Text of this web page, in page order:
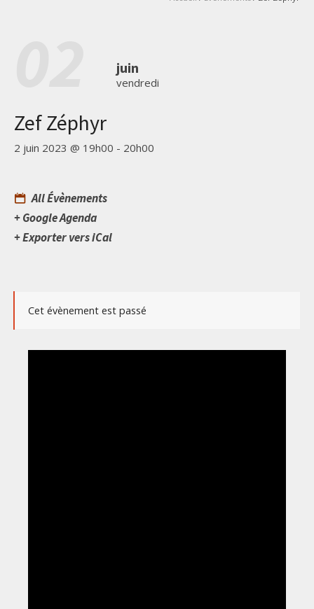
juin
vendredi
Zef Zéphyr
2 juin 2023 @ 19h00 - 20h00
All Évènements
+ Google Agenda
+ Exporter vers iCal
Cet évènement est passé